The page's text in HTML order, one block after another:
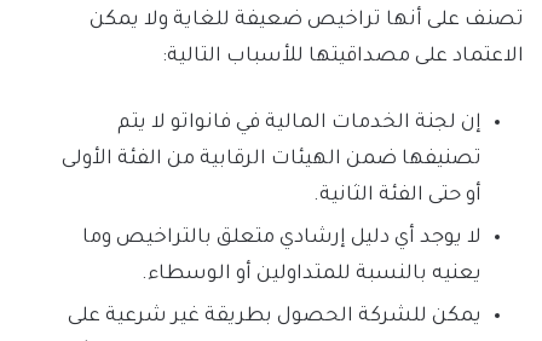
تصنف على أنها تراخيص ضعيفة للغاية ولا يمكن
الاعتماد على مصداقيتها للأسباب التالية:
إن لجنة الخدمات المالية في فانواتو لا يتم
تصنيفها ضمن الهيئات الرقابية من الفئة الأولى
أو حتى الفئة الثانية.
لا يوجد أي دليل إرشادي متعلق بالتراخيص وما
يعنيه بالنسبة للمتداولين أو الوسطاء.
يمكن للشركة الحصول بطريقة غير شرعية على